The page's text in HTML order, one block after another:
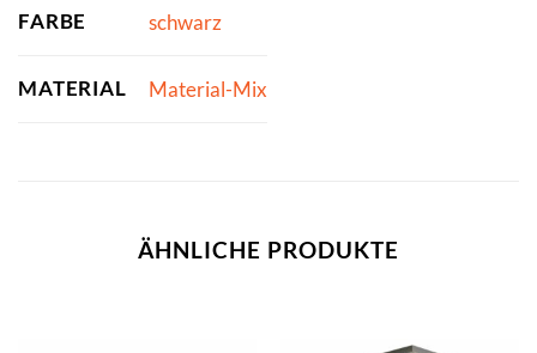
FARBE schwarz
MATERIAL Material-Mix
ÄHNLICHE PRODUKTE